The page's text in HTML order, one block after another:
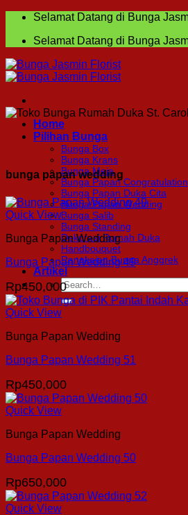
Skip
content
Selamat Datang di Bunga
Selamat Datang di Bunga
Home
Pilihan Bunga
Bunga Box
Bunga Krans
Bunga Meja
Bunga Papan Congratulation
Bunga Papan Duka Cita
Bunga Papan Wedding
Bunga Salib
Bunga Standing
Dekorasi Rumah Duka
Handbouquet
Rangkaian Bunga Anggrek
Artikel
Search
for:
bunga papan wedding
Quick View
Bunga Papan Wedding
Bunga Papan Wedding 49
Rp450,000
Quick View
Bunga Papan Wedding
Bunga Papan Wedding 51
Rp450,000
Quick View
Bunga Papan Wedding
Bunga Papan Wedding 50
Rp650,000
Quick View